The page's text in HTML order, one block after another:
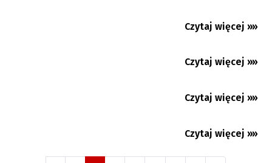
27.07.2026
Czytaj więcej »»
24.07.2026
Czytaj więcej »»
23.07.2026
Czytaj więcej »»
21.07.2026
Czytaj więcej »»